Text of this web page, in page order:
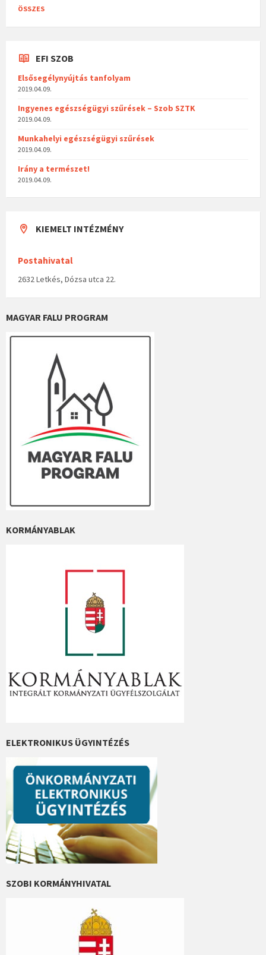
ÖSSZES
EFI SZOB
Elsősegélynyújtás tanfolyam
2019.04.09.
Ingyenes egészségügyi szűrések – Szob SZTK
2019.04.09.
Munkahelyi egészségügyi szűrések
2019.04.09.
Irány a természet!
2019.04.09.
KIEMELT INTÉZMÉNY
Postahivatal
2632 Letkés, Dózsa utca 22.
MAGYAR FALU PROGRAM
KORMÁNYABLAK
ELEKTRONIKUS ÜGYINTÉZÉS
SZOBI KORMÁNYHIVATAL